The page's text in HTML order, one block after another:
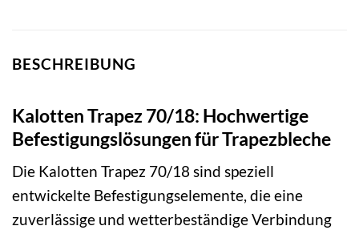
BESCHREIBUNG
Kalotten Trapez 70/18: Hochwertige
Befestigungslösungen für Trapezbleche
Die Kalotten Trapez 70/18 sind speziell
entwickelte Befestigungselemente, die eine
zuverlässige und wetterbeständige Verbindung